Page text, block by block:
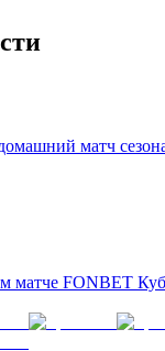
матч
матче FONBET